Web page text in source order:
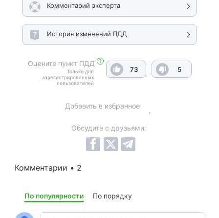
Комментарий эксперта
История изменений ПДД
Оцените пункт ПДД ?
Только для
зарегистрированных
пользователей
73 5
Добавить в избранное
Обсудите с друзьями:
Комментарии • 2
По популярности По порядку